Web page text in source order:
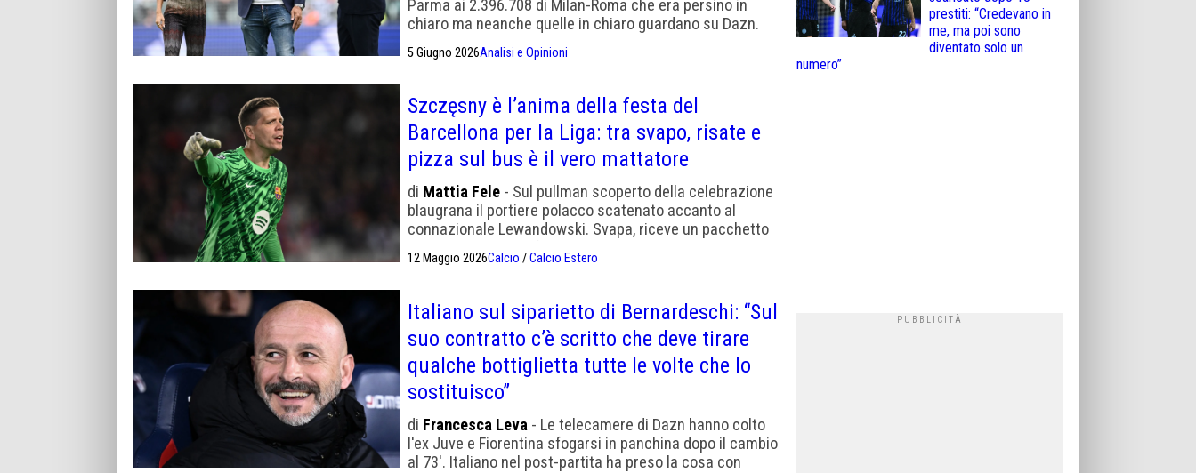
Parma ai 2.396.708 di Milan-Roma che era persino in
chiaro ma neanche quelle in chiaro guardano su Dazn.
5 Giugno 2026Analisi e Opinioni
Szczęsny è l’anima della festa del
Barcellona per la Liga: tra svapo, risate e
pizza sul bus è il vero mattatore
di Mattia Fele - Sul pullman scoperto della celebrazione
blaugrana il portiere polacco scatenato accanto al
connazionale Lewandowski. Svapa, riceve un pacchetto
di sigarette da un tifoso, sventola la bandiera della
Polonia e divide pizza e gelati con la squadra.
12 Maggio 2026Calcio /Calcio Estero
Italiano sul siparietto di Bernardeschi: “Sul
suo contratto c’è scritto che deve tirare
qualche bottiglietta tutte le volte che lo
sostituisco”
di Francesca Leva - Le telecamere di Dazn hanno colto
l'ex Juve e Fiorentina sfogarsi in panchina dopo il cambio
al 73'. Italiano nel post-partita ha preso la cosa con
prestiti: “Credevano in
me, ma poi sono
diventato solo un
numero”